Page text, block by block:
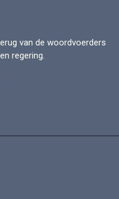
van de woordvoerders
regering.